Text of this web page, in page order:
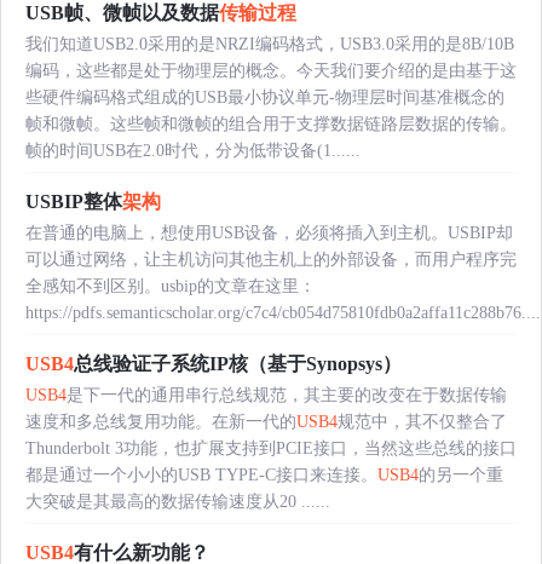
USB帧、微帧以及数据传输过程
我们知道USB2.0采用的是NRZI编码格式，USB3.0采用的是8B/10B
编码，这些都是处于物理层的概念。今天我们要介绍的是由基于这
些硬件编码格式组成的USB最小协议单元-物理层时间基准概念的
帧和微帧。这些帧和微帧的组合用于支撑数据链路层数据的传输。
帧的时间USB在2.0时代，分为低带设备(1......
USBIP整体架构
在普通的电脑上，想使用USB设备，必须将插入到主机。USBIP却
可以通过网络，让主机访问其他主机上的外部设备，而用户程序完
全感知不到区别。usbip的文章在这里：
https://pdfs.semanticscholar.org/c7c4/
USB4总线验证子系统IP核（基于Synopsys）
USB4是下一代的通用串行总线规范，其主要的改变在于数据传输
速度和多总线复用功能。在新一代的USB4规范中，其不仅整合了
Thunderbolt 3功能，也扩展支持到PCIE接口，当然这些总线的接口
都是通过一个小小的USB TYPE-C接口来连接。 USB4的另一个重
大突破是其最高的数据传输速度从20 ......
USB4有什么新功能？